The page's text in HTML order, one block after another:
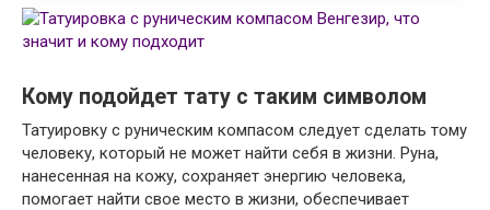
Кому подойдет тату с таким символом
Татуировку с руническим компасом следует сделать тому
человеку, который не может найти себя в жизни. Руна,
нанесенная на кожу, сохраняет энергию человека,
помогает найти свое место в жизни, обеспечивает